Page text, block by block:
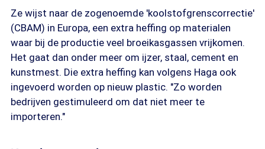
Ze wijst naar de zogenoemde 'koolstofgrenscorrectie'
(CBAM) in Europa, een extra heffing op materialen
waar bij de productie veel broeikasgassen vrijkomen.
Het gaat dan onder meer om ijzer, staal, cement en
kunstmest. Die extra heffing kan volgens Haga ook
ingevoerd worden op nieuw plastic. "Zo worden
bedrijven gestimuleerd om dat niet meer te
importeren."